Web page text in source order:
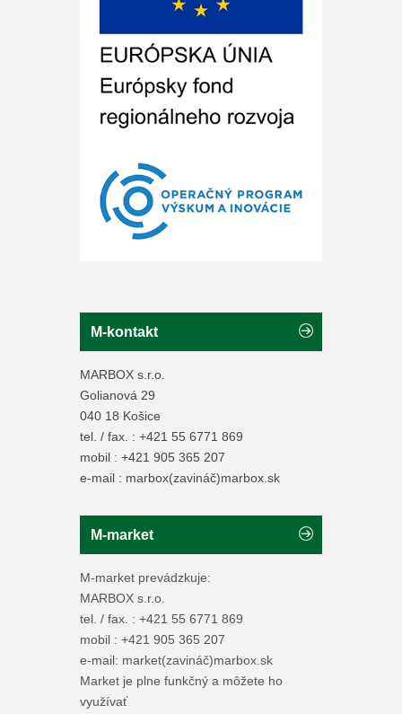
M-kontakt
MARBOX s.r.o.
Golianová 29
040 18 Košice
tel. / fax. : +421 55 6771 869
mobil : +421 905 365 207
e-mail : marbox(zavináč)marbox.sk
M-market
M-market prevádzkuje:
MARBOX s.r.o.
tel. / fax. : +421 55 6771 869
mobil : +421 905 365 207
e-mail: market(zavináč)marbox.sk
Market je plne funkčný a môžete ho
využívať